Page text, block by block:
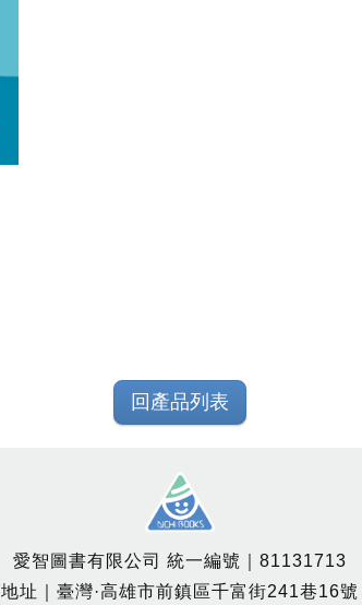
回產品列表
愛智圖書有限公司 統一編號｜81131713
地址｜臺灣·高雄市前鎮區千富街241巷16號